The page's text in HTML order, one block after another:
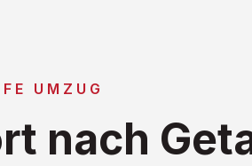
UMZUG
nach